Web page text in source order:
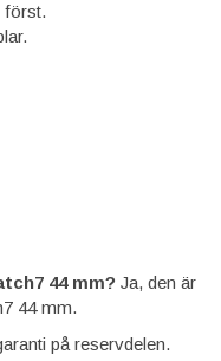
först.
44 mm? Ja, den är
44 mm.
på reservdelen.